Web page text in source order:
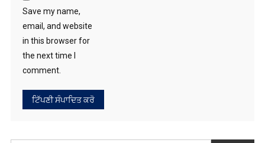
Save my name,
email, and website
in this browser for
the next time I
comment.